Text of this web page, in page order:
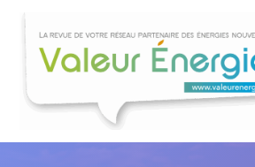
contenu